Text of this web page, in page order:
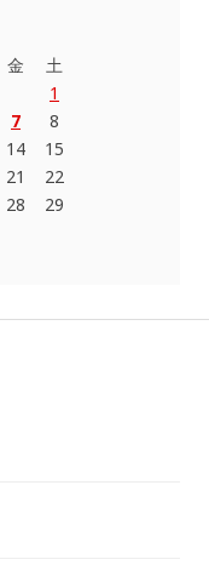
金
7
14
21
28
土
1
8
15
22
29